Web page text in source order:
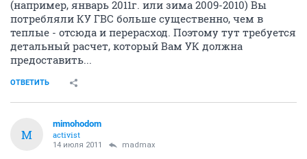
(например, январь 2011г. или зима 2009-2010) Вы
потребляли КУ ГВС больше существенно, чем в
теплые - отсюда и перерасход. Поэтому тут требуется
детальный расчет, который Вам УК должна
предоставить...
ОТВЕТИТЬ
M
mimohodom
activist
14 июля 2011 madmax